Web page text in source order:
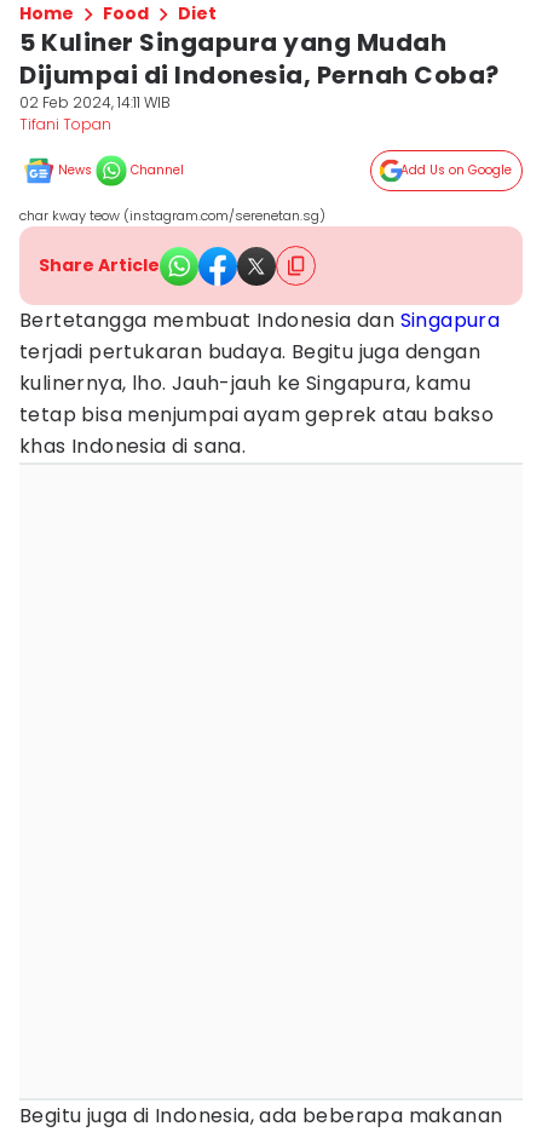
Home Food Diet
5 Kuliner Singapura yang Mudah
Dijumpai di Indonesia, Pernah Coba?
02 Feb 2024, 14:11 WIB
Tifani Topan
News Channel Add Us on Google
char kway teow (instagram.com/serenetan.sg)
Share Article
Bertetangga membuat Indonesia dan Singapura
terjadi pertukaran budaya. Begitu juga dengan
kulinernya, lho. Jauh-jauh ke Singapura, kamu
tetap bisa menjumpai ayam geprek atau bakso
khas Indonesia di sana.
Begitu juga di Indonesia, ada beberapa makanan